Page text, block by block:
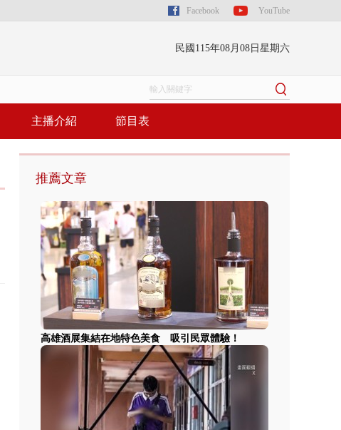
Facebook YouTube
民國115年08月08日星期六
主播介紹 節目表
推薦文章
高雄酒展集結在地特色美食 吸引民眾體驗！